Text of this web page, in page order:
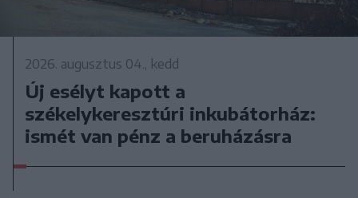
2026. augusztus 04., kedd
Új esélyt kapott a
székelykeresztúri inkubátorház:
ismét van pénz a beruházásra